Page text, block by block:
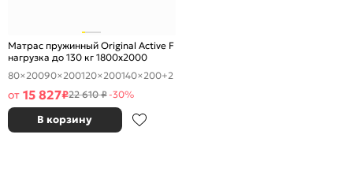
Матрас пружинный Original Active F
нагрузка до 130 кг 1800x2000
80×20090×200120×200140×200+2
от 15 827₽22 610 ₽-30%
В корзину